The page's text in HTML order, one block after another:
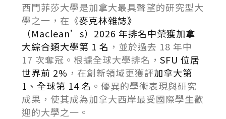
西門菲莎大學是加拿大最具聲望的研究型大
學之一，在《麥克林雜誌》
（Maclean’s）2026 年排名中榮獲加拿
大綜合類大學第 1 名 ，並於過去 18 年中
17 次奪冠。根據全球大學排名， SFU 位居
世界前 2% ，在創新領域更獲評加拿大第
1、全球第 14 名 。優異的學術表現與研究
成果，使其成為加拿大西岸最受國際學生歡
迎的大學之一。